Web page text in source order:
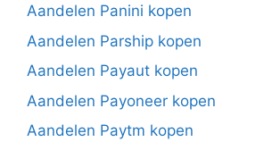
Aandelen Panini kopen
Aandelen Parship kopen
Aandelen Payaut kopen
Aandelen Payoneer kopen
Aandelen Paytm kopen